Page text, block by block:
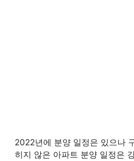
2022년에 분양 일정은 있으나
히지 않은 아파트 분양 일정은